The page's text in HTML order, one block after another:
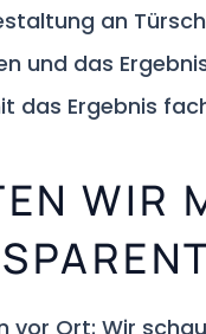
an
und das
das Ergebnis
WIR
vor Ort: Wir